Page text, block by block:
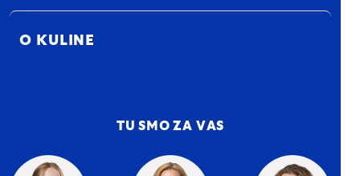
O KULINE
TU SMO ZA VAS